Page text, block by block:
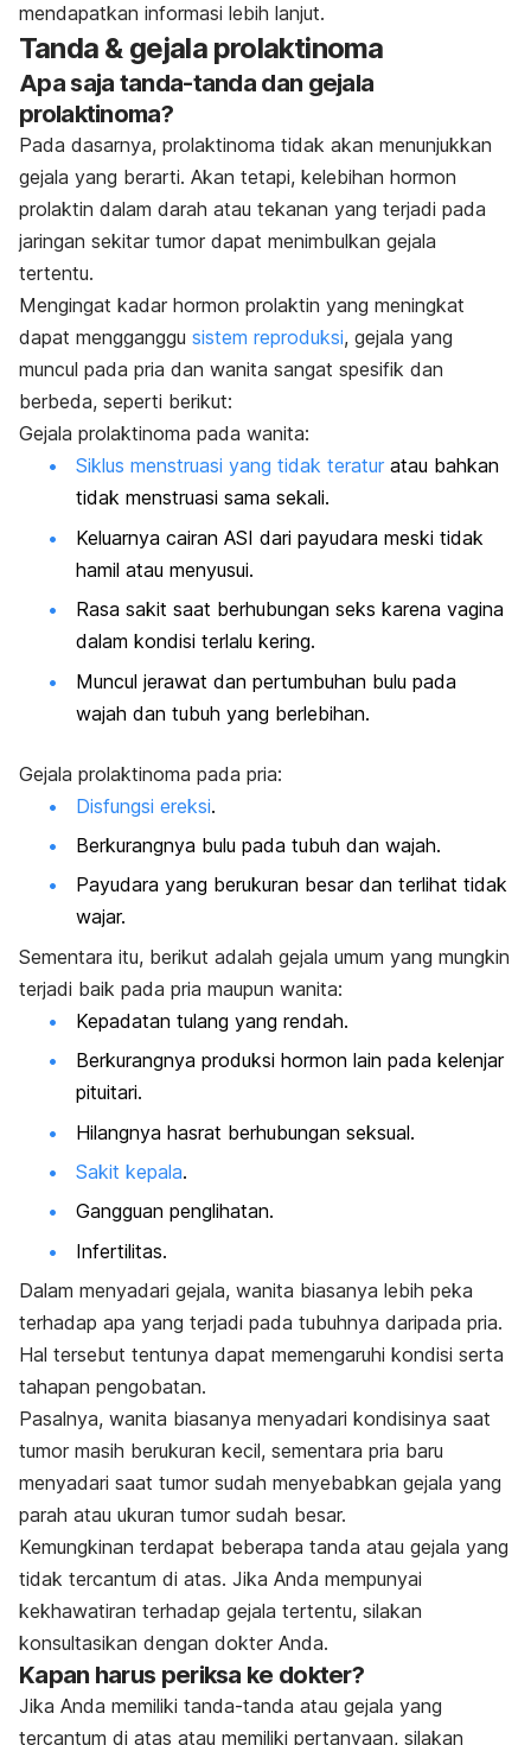
mendapatkan informasi lebih lanjut.
Tanda & gejala prolaktinoma
Apa saja tanda-tanda dan gejala
prolaktinoma?
Pada dasarnya, prolaktinoma tidak akan menunjukkan
gejala yang berarti. Akan tetapi, kelebihan hormon
prolaktin dalam darah atau tekanan yang terjadi pada
jaringan sekitar tumor dapat menimbulkan gejala
tertentu.
Mengingat kadar hormon prolaktin yang meningkat
dapat mengganggu sistem reproduksi, gejala yang
muncul pada pria dan wanita sangat spesifik dan
berbeda, seperti berikut:
Gejala prolaktinoma pada wanita:
Siklus menstruasi yang tidak teratur atau bahkan
tidak menstruasi sama sekali.
Keluarnya cairan ASI dari payudara meski tidak
hamil atau menyusui.
Rasa sakit saat berhubungan seks karena vagina
dalam kondisi terlalu kering.
Muncul jerawat dan pertumbuhan bulu pada
wajah dan tubuh yang berlebihan.
Gejala prolaktinoma pada pria:
Disfungsi ereksi.
Berkurangnya bulu pada tubuh dan wajah.
Payudara yang berukuran besar dan terlihat tidak
wajar.
Sementara itu, berikut adalah gejala umum yang mungkin
terjadi baik pada pria maupun wanita:
Kepadatan tulang yang rendah.
Berkurangnya produksi hormon lain pada kelenjar
pituitari.
Hilangnya hasrat berhubungan seksual.
Sakit kepala.
Gangguan penglihatan.
Infertilitas.
Dalam menyadari gejala, wanita biasanya lebih peka
terhadap apa yang terjadi pada tubuhnya daripada pria.
Hal tersebut tentunya dapat memengaruhi kondisi serta
tahapan pengobatan.
Pasalnya, wanita biasanya menyadari kondisinya saat
tumor masih berukuran kecil, sementara pria baru
menyadari saat tumor sudah menyebabkan gejala yang
parah atau ukuran tumor sudah besar.
Kemungkinan terdapat beberapa tanda atau gejala yang
tidak tercantum di atas. Jika Anda mempunyai
kekhawatiran terhadap gejala tertentu, silakan
konsultasikan dengan dokter Anda.
Kapan harus periksa ke dokter?
Jika Anda memiliki tanda-tanda atau gejala yang
tercantum di atas atau memiliki pertanyaan, silakan